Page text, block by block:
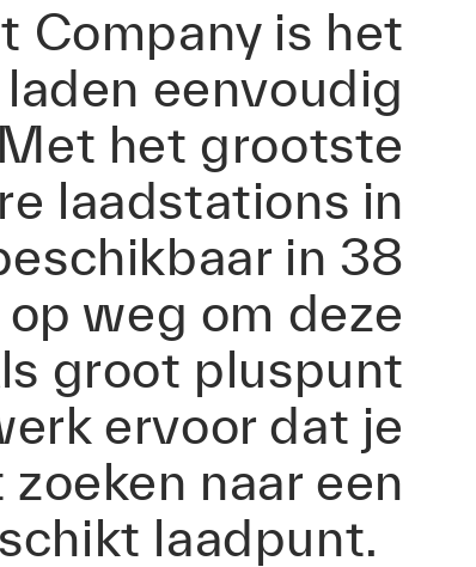
Company is het
eenvoudig
het grootste
laadstations in
in 38
weg om deze
groot pluspunt
ervoor dat je
naar een
laadpunt.